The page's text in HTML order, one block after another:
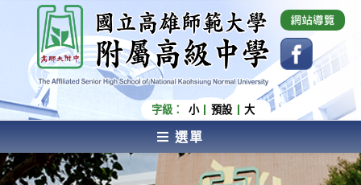
內
容
國立高雄師範大學附屬高級中學 Affiliated Senior
High School of National Kaohsiung Normal
University
字級： 小 預設 大
選單
AFFILIATED SENIOR HIGH SCHOOL OF NATIONAL